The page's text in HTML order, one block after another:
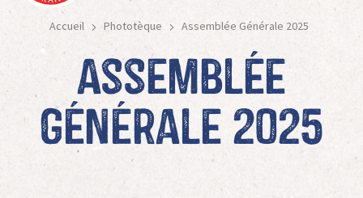
Accueil Phototèque Assemblée Générale 2025
Assemblée
Générale 2025